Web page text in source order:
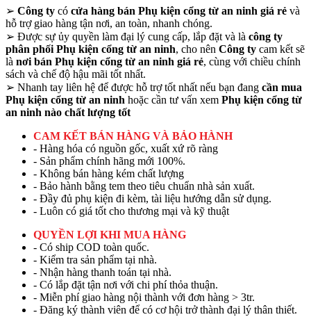
➢ Công ty có cửa hàng bán Phụ kiện cổng từ an ninh giá rẻ và
hỗ trợ giao hàng tận nơi, an toàn, nhanh chóng.
➢ Được sự ủy quyền làm đại lý cung cấp, lắp đặt và là công ty
phân phối Phụ kiện cổng từ an ninh, cho nên Công ty cam kết sẽ
là nơi bán Phụ kiện cổng từ an ninh giá rẻ, cùng với chiều chính
sách và chế độ hậu mãi tốt nhất.
➢ Nhanh tay liên hệ để được hỗ trợ tốt nhất nếu bạn đang cần mua
Phụ kiện cổng từ an ninh hoặc cần tư vấn xem Phụ kiện cổng từ
an ninh nào chất lượng tốt
CAM KẾT BÁN HÀNG VÀ BẢO HÀNH
- Hàng hóa có nguồn gốc, xuất xứ rõ ràng
- Sản phẩm chính hãng mới 100%.
- Không bán hàng kém chất lượng
- Bảo hành bằng tem theo tiêu chuẩn nhà sản xuất.
- Đầy đủ phụ kiện đi kèm, tài liệu hướng dẫn sử dụng.
- Luôn có giá tốt cho thương mại và kỹ thuật
QUYỀN LỢI KHI MUA HÀNG
- Có ship COD toàn quốc.
- Kiểm tra sản phẩm tại nhà.
- Nhận hàng thanh toán tại nhà.
- Có lắp đặt tận nơi với chi phí thỏa thuận.
- Miễn phí giao hàng nội thành với đơn hàng > 3tr.
- Đăng ký thành viên để có cơ hội trở thành đại lý thân thiết.